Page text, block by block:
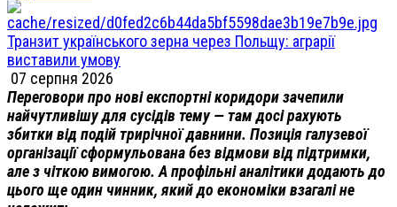
Транзит українського зерна через Польщу: аграрії
виставили умову
07 серпня 2026
Переговори про нові експортні коридори зачепили
найчутливішу для сусідів тему — там досі рахують
збитки від подій трирічної давнини. Позиція галузевої
організації сформульована без відмови від підтримки,
але з чіткою вимогою. А профільні аналітики додають до
цього ще один чинник, який до економіки взагалі не